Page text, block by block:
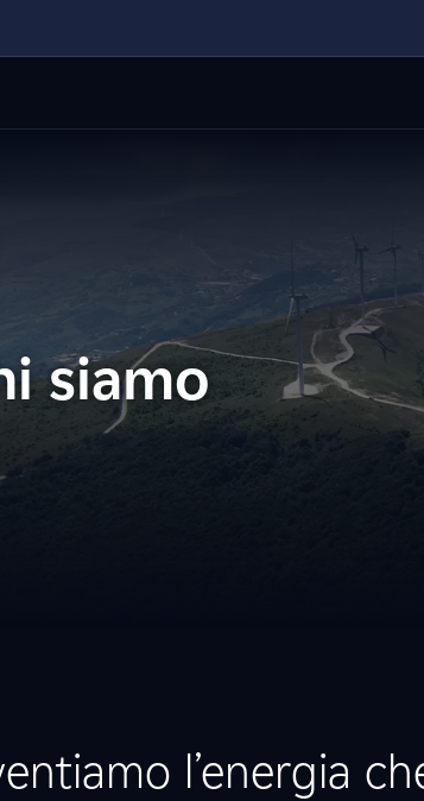
siamo
l’energia